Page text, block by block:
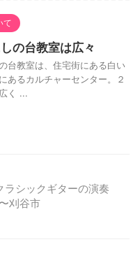
て
の台教室は広々
台教室は、住宅街にある白い
あるカルチャーセンター。２
く ...
ラシックギターの演奏
刈谷市